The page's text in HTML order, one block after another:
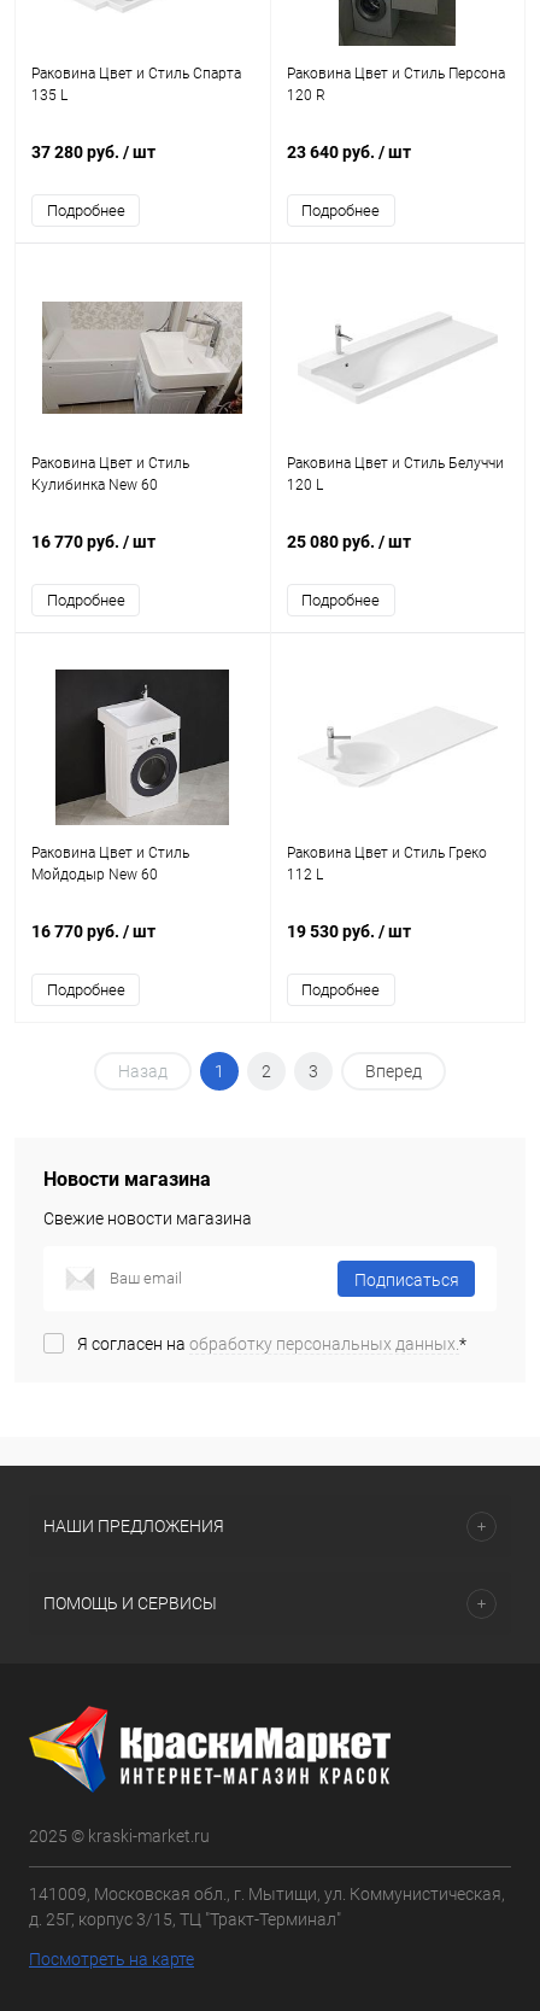
Раковина Цвет и Стиль Спарта
135 L
37 280 руб. / шт
Подробнее
Раковина Цвет и Стиль Персона
120 R
23 640 руб. / шт
Подробнее
Раковина Цвет и Стиль
Кулибинка New 60
16 770 руб. / шт
Подробнее
Раковина Цвет и Стиль Белуччи
120 L
25 080 руб. / шт
Подробнее
Раковина Цвет и Стиль
Мойдодыр New 60
16 770 руб. / шт
Подробнее
Раковина Цвет и Стиль Греко
112 L
19 530 руб. / шт
Подробнее
Назад 1 2 3 Вперед
Новости магазина
Свежие новости магазина
Подписаться
Я согласен на обработку персональных данных.*
НАШИ ПРЕДЛОЖЕНИЯ
ПОМОЩЬ И СЕРВИСЫ
2025 © kraski-market.ru
141009, Московская обл., г. Мытищи, ул. Коммунистическая,
д. 25Г, корпус 3/15, ТЦ "Тракт-Терминал"
Посмотреть на карте